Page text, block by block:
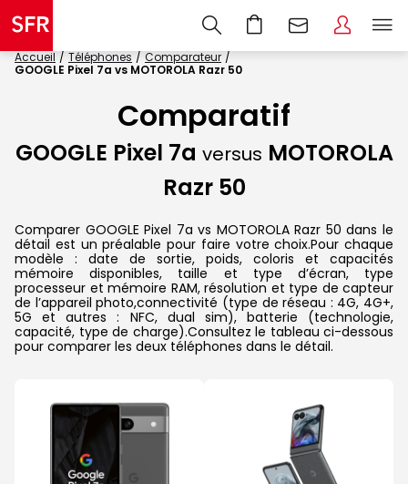
Accueil Téléphones
Comparateur
GOOGLE Pixel 7a vs MOTOROLA Razr 50
Comparatif
GOOGLE Pixel 7a versus MOTOROLA
Razr 50
Comparer GOOGLE Pixel 7a vs MOTOROLA Razr 50 dans le
détail est un préalable pour faire votre choix.Pour chaque
modèle : date de sortie, poids, coloris et capacités
mémoire disponibles, taille et type d’écran, type
processeur et mémoire RAM, résolution et type de capteur
de l’appareil photo,connectivité (type de réseau : 4G, 4G+,
5G et autres : NFC, dual sim), batterie (technologie,
capacité, type de charge).Consultez le tableau ci-dessous
pour comparer les deux téléphones dans le détail.